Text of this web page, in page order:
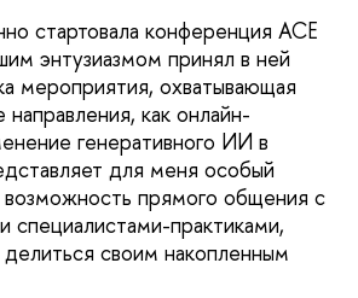
стартовала конференция ACE
энтузиазмом принял в ней
мероприятия, охватывающая
направления, как онлайн-
генеративного ИИ в
для меня особый
прямого общения с
специалистами-практиками,
своим накопленным